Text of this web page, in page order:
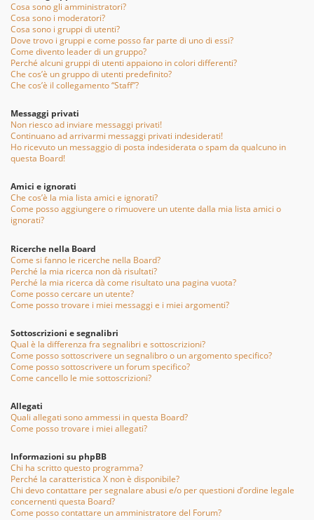
Cosa sono gli amministratori?
Cosa sono i moderatori?
Cosa sono i gruppi di utenti?
Dove trovo i gruppi e come posso far parte di uno di essi?
Come divento leader di un gruppo?
Perché alcuni gruppi di utenti appaiono in colori differenti?
Che cos’è un gruppo di utenti predefinito?
Che cos’è il collegamento “Staff”?
Messaggi privati
Non riesco ad inviare messaggi privati!
Continuano ad arrivarmi messaggi privati indesiderati!
Ho ricevuto un messaggio di posta indesiderata o spam da qualcuno in
questa Board!
Amici e ignorati
Che cos’è la mia lista amici e ignorati?
Come posso aggiungere o rimuovere un utente dalla mia lista amici o
ignorati?
Ricerche nella Board
Come si fanno le ricerche nella Board?
Perché la mia ricerca non dà risultati?
Perché la mia ricerca dà come risultato una pagina vuota?
Come posso cercare un utente?
Come posso trovare i miei messaggi e i miei argomenti?
Sottoscrizioni e segnalibri
Qual è la differenza fra segnalibri e sottoscrizioni?
Come posso sottoscrivere un segnalibro o un argomento specifico?
Come posso sottoscrivere un forum specifico?
Come cancello le mie sottoscrizioni?
Allegati
Quali allegati sono ammessi in questa Board?
Come posso trovare i miei allegati?
Informazioni su phpBB
Chi ha scritto questo programma?
Perché la caratteristica X non è disponibile?
Chi devo contattare per segnalare abusi e/o per questioni d’ordine legale
concernenti questa Board?
Come posso contattare un amministratore del Forum?